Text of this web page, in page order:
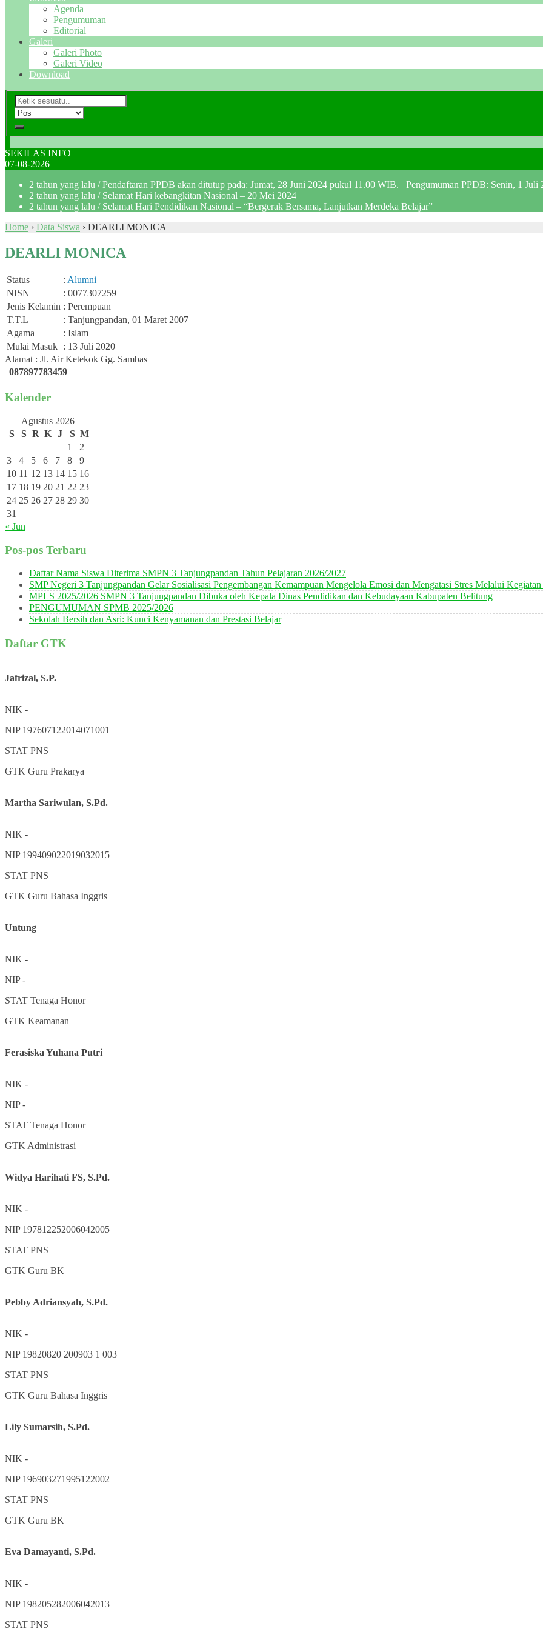
Agenda
Pengumuman
Editorial
Galeri
Galeri Photo
Galeri Video
Download
SEKILAS INFO
07-08-2026
2 tahun yang lalu / Pendaftaran PPDB akan ditutup pada: Jumat, 28 Juni 2024 pukul 11.00 WIB. Pengumuman PPDB: Senin, 1 Juli
2 tahun yang lalu / Selamat Hari kebangkitan Nasional – 20 Mei 2024
2 tahun yang lalu / Selamat Hari Pendidikan Nasional – “Bergerak Bersama, Lanjutkan Merdeka Belajar”
Home › Data Siswa › DEARLI MONICA
DEARLI MONICA
Status : Alumni
NISN
: 0077307259
Jenis Kelamin : Perempuan
T.T.L
: Tanjungpandan, 01 Maret 2007
Agama
: Islam
Mulai Masuk : 13 Juli 2020
Alamat : Jl. Air Ketekok Gg. Sambas
087897783459
Kalender
Agustus 2026
S
S R K J S M
1
2
3
4 5 6 7 8
9
10 11 12 13 14 15 16
17 18 19 20 21 22 23
24 25 26 27 28 29 30
31
« Jun
Pos-pos Terbaru
Daftar Nama Siswa Diterima SMPN 3 Tanjungpandan Tahun Pelajaran 2026/2027
SMP Negeri 3 Tanjungpandan Gelar Sosialisasi Pengembangan Kemampuan Mengelola Emosi dan Mengatasi Stres Melalui
MPLS 2025/2026 SMPN 3 Tanjungpandan Dibuka oleh Kepala Dinas Pendidikan dan Kebudayaan Kabupaten Belitung
PENGUMUMAN SPMB 2025/2026
Sekolah Bersih dan Asri: Kunci Kenyamanan dan Prestasi Belajar
Daftar GTK
Jafrizal, S.P.
NIK -
NIP 197607122014071001
STAT PNS
GTK Guru Prakarya
Martha Sariwulan, S.Pd.
NIK -
NIP 199409022019032015
STAT PNS
GTK Guru Bahasa Inggris
Untung
NIK -
NIP-
STAT Tenaga Honor
GTK Keamanan
Ferasiska Yuhana Putri
NIK -
NIP-
STAT Tenaga Honor
GTK Administrasi
Widya Harihati FS, S.Pd.
NIK -
NIP 197812252006042005
STAT PNS
GTK Guru BK
Pebby Adriansyah, S.Pd.
NIK -
NIP 19820820 200903 1 003
STAT PNS
GTK Guru Bahasa Inggris
Lily Sumarsih, S.Pd.
NIK -
NIP 196903271995122002
STAT PNS
GTK Guru BK
Eva Damayanti, S.Pd.
NIK -
NIP 198205282006042013
STAT PNS